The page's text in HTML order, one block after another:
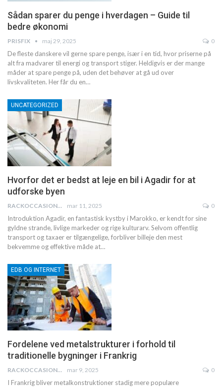
Sådan sparer du penge i hverdagen – Guide til
bedre økonomi
PRISFIX maj 29, 2025 0
De fleste danskere vil gerne spare penge, især i en tid, hvor priserne på
alt fra madvarer til energi og transport stiger. Heldigvis er der mange
måder at spare penge på, uden det behøver at gå ud over
livskvaliteten. Her får du en…
UNCATEGORIZED
Hvorfor det er bedst at leje en bil i Agadir for at
udforske byen
RACKOCCASION2 mar 11, 2025 0
Introduktion Agadir, en fantastisk kystby i Marokko, er kendt for sine
gyldne strande, livlige markeder og rige kulturarv. Selvom offentlig
transport og taxaer er tilgængelige, forbliver billeje den mest
bekvemme og effektive måde at…
EDB OG INTERNET
Fordelene ved metalstrukturer i forhold til
traditionelle bygninger i Frankrig
RACKOCCASION2 mar 9, 2025 0
I Frankrig bliver metalkonstruktioner stadig mere populære